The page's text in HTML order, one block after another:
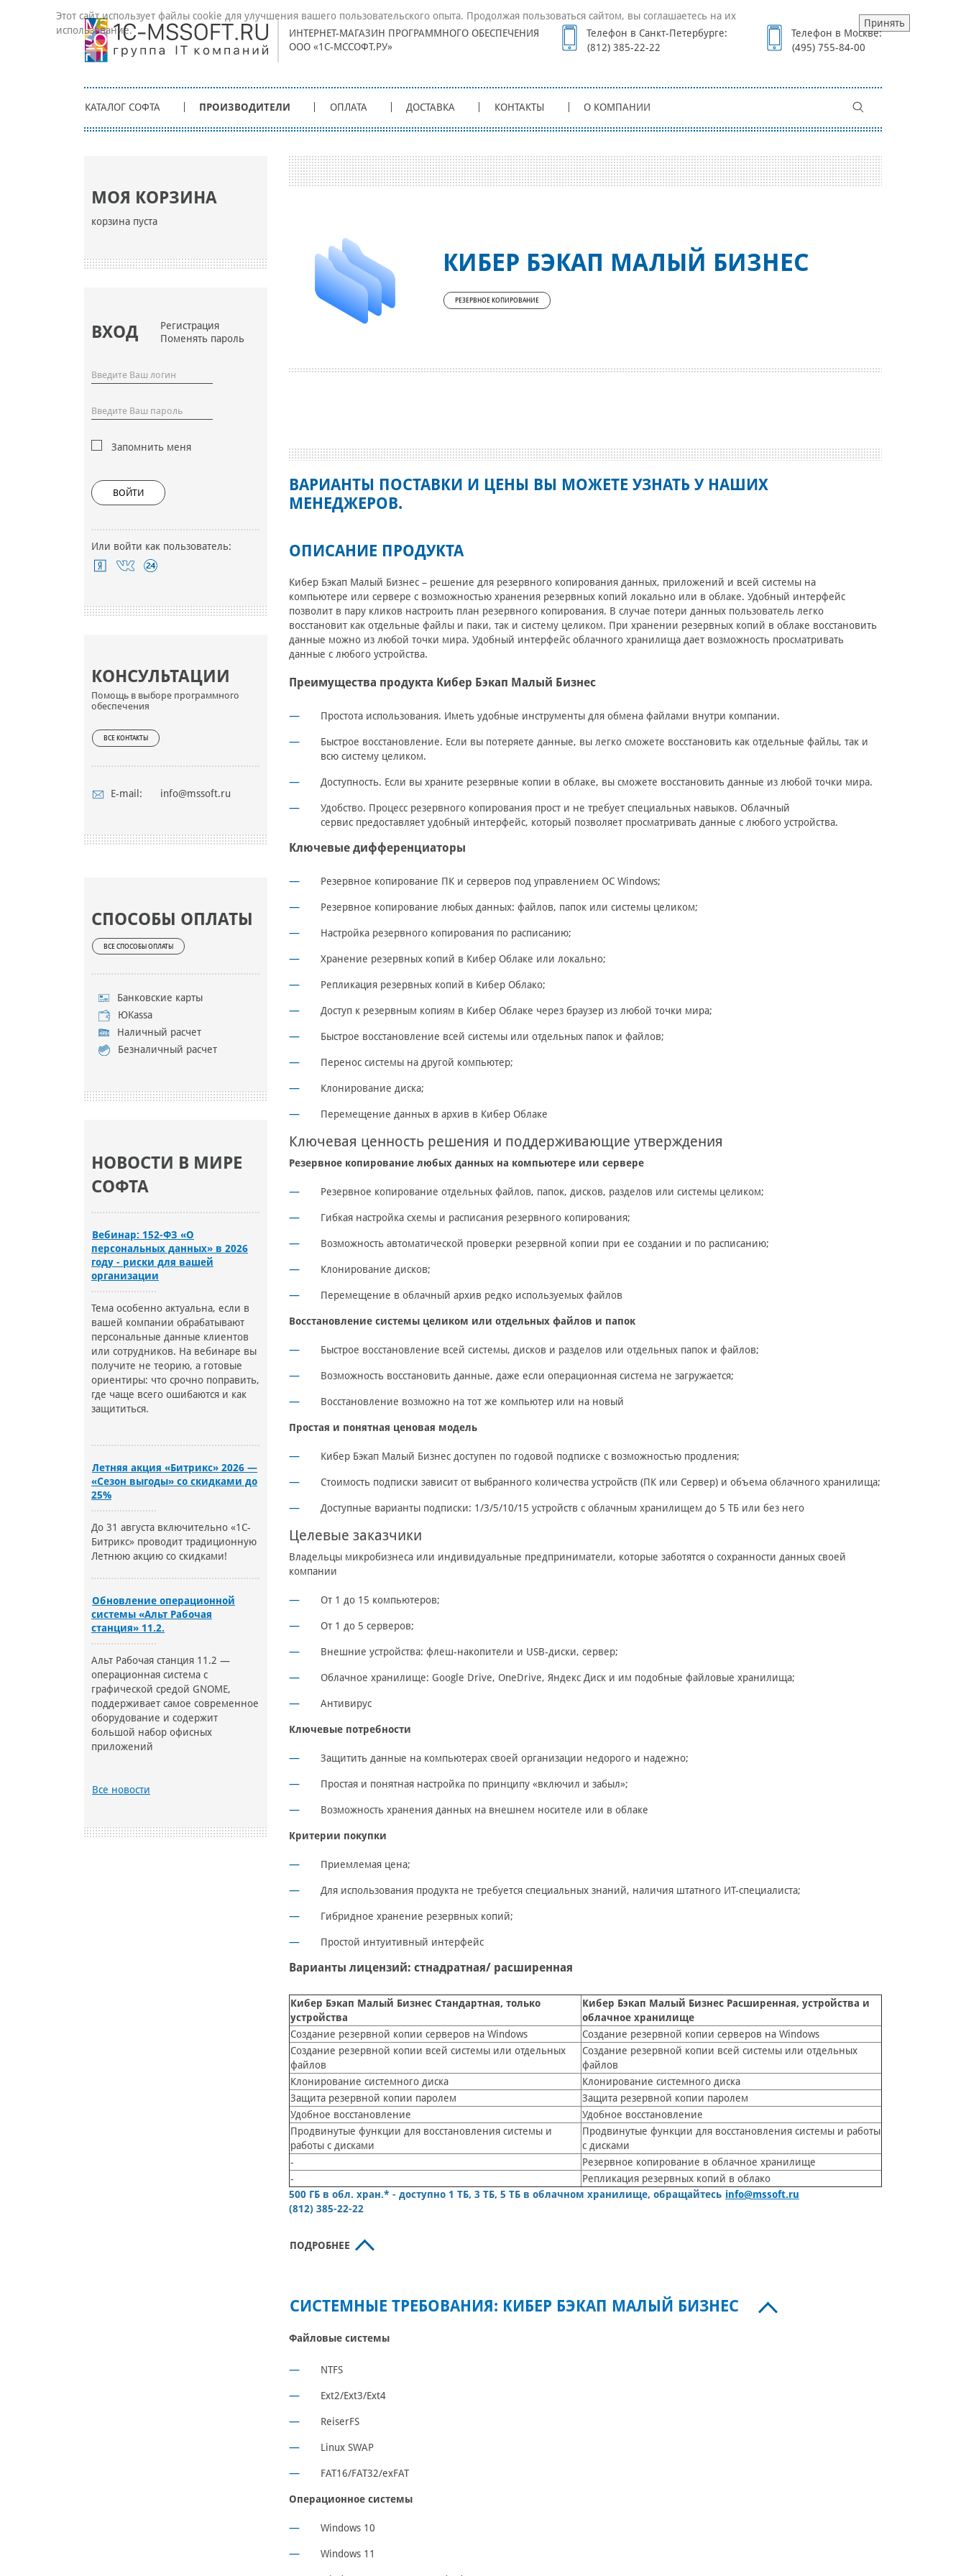
ИНТЕРНЕТ-МАГАЗИН ПРОГРАММНОГО ОБЕСПЕЧЕНИЯ
ООО «1С-МССОФТ.РУ»
Телефон в Санкт-Петербурге:
(812) 385-22-22
Телефон в Москве:
(495) 755-84-00
КАТАЛОГ СОФТА ПРОИЗВОДИТЕЛИ ОПЛАТА ДОСТАВКА КОНТАКТЫ О КОМПАНИИ
МОЯ КОРЗИНА
корзина пуста
ВХОД
Регистрация
Поменять пароль
Запомнить меня
ВОЙТИ
Или войти как пользователь:
КОНСУЛЬТАЦИИ
Помощь в выборе программного
обеспечения
ВСЕ КОНТАКТЫ
E-mail: info@mssoft.ru
СПОСОБЫ ОПЛАТЫ
ВСЕ СПОСОБЫ ОПЛАТЫ
Банковские карты
ЮKassa
Наличный расчет
Безналичный расчет
НОВОСТИ В МИРЕ
СОФТА
Вебинар: 152-ФЗ «О
персональных данных» в 2026
году - риски для вашей
организации
Тема особенно актуальна, если в
вашей компании обрабатывают
персональные данные клиентов
или сотрудников. На вебинаре вы
получите не теорию, а готовые
ориентиры: что срочно поправить,
где чаще всего ошибаются и как
защититься.
Летняя акция «Битрикс» 2026 —
«Сезон выгоды» со скидками до
25%
До 31 августа включительно «1С-
Битрикс» проводит традиционную
Летнюю акцию со скидками!
Обновление операционной
системы «Альт Рабочая
станция» 11.2.
Альт Рабочая станция 11.2 —
операционная система с
графической средой GNOME,
поддерживает самое современное
оборудование и содержит
большой набор офисных
приложений
Все новости
КИБЕР БЭКАП МАЛЫЙ БИЗНЕС
РЕЗЕРВНОЕ КОПИРОВАНИЕ
ВАРИАНТЫ ПОСТАВКИ И ЦЕНЫ ВЫ МОЖЕТЕ УЗНАТЬ У НАШИХ
МЕНЕДЖЕРОВ.
ОПИСАНИЕ ПРОДУКТА
Кибер Бэкап Малый Бизнес – решение для резервного копирования данных, приложений и всей системы на
компьютере или сервере с возможностью хранения резервных копий локально или в облаке. Удобный интерфейс
позволит в пару кликов настроить план резервного копирования. В случае потери данных пользователь легко
восстановит как отдельные файлы и паки, так и систему целиком. При хранении резервных копий в облаке восстановить
данные можно из любой точки мира. Удобный интерфейс облачного хранилища дает возможность просматривать
данные с любого устройства.
Преимущества продукта Кибер Бэкап Малый Бизнес
Простота использования. Иметь удобные инструменты для обмена файлами внутри компании.
Быстрое восстановление. Если вы потеряете данные, вы легко сможете восстановить как отдельные файлы, так и
всю систему целиком.
Доступность. Если вы храните резервные копии в облаке, вы сможете восстановить данные из любой точки мира.
Удобство. Процесс резервного копирования прост и не требует специальных навыков. Облачный
сервис предоставляет удобный интерфейс, который позволяет просматривать данные с любого устройства.
Ключевые дифференциаторы
Резервное копирование ПК и серверов под управлением ОС Windows;
Резервное копирование любых данных: файлов, папок или системы целиком;
Настройка резервного копирования по расписанию;
Хранение резервных копий в Кибер Облаке или локально;
Репликация резервных копий в Кибер Облако;
Доступ к резервным копиям в Кибер Облаке через браузер из любой точки мира;
Быстрое восстановление всей системы или отдельных папок и файлов;
Перенос системы на другой компьютер;
Клонирование диска;
Перемещение данных в архив в Кибер Облаке
Ключевая ценность решения и поддерживающие утверждения
Резервное копирование любых данных на компьютере или сервере
Резервное копирование отдельных файлов, папок, дисков, разделов или системы целиком;
Гибкая настройка схемы и расписания резервного копирования;
Возможность автоматической проверки резервной копии при ее создании и по расписанию;
Клонирование дисков;
Перемещение в облачный архив редко используемых файлов
Восстановление системы целиком или отдельных файлов и папок
Быстрое восстановление всей системы, дисков и разделов или отдельных папок и файлов;
Возможность восстановить данные, даже если операционная система не загружается;
Восстановление возможно на тот же компьютер или на новый
Простая и понятная ценовая модель
Кибер Бэкап Малый Бизнес доступен по годовой подписке с возможностью продления;
Стоимость подписки зависит от выбранного количества устройств (ПК или Сервер) и объема облачного хранилища;
Доступные варианты подписки: 1/3/5/10/15 устройств с облачным хранилищем до 5 ТБ или без него
Целевые заказчики
Владельцы микробизнеса или индивидуальные предприниматели, которые заботятся о сохранности данных своей
компании
От 1 до 15 компьютеров;
От 1 до 5 серверов;
Внешние устройства: флеш-накопители и USB-диски, сервер;
Облачное хранилище: Google Drive, OneDrive, Яндекс Диск и им подобные файловые хранилища;
Антивирус
Ключевые потребности
Защитить данные на компьютерах своей организации недорого и надежно;
Простая и понятная настройка по принципу «включил и забыл»;
Возможность хранения данных на внешнем носителе или в облаке
Критерии покупки
Приемлемая цена;
Для использования продукта не требуется специальных знаний, наличия штатного ИТ-специалиста;
Гибридное хранение резервных копий;
Простой интуитивный интерфейс
Варианты лицензий: стнадратная/ расширенная
Кибер Бэкап Малый Бизнес Стандартная, только
устройства
Кибер Бэкап Малый Бизнес Расширенная, устройства и
облачное хранилище
Создание резервной копии серверов на Windows
Создание резервной копии серверов на Windows
Создание резервной копии всей системы или отдельных
файлов
Создание резервной копии всей системы или отдельных
файлов
Клонирование системного диска
Клонирование системного диска
Защита резервной копии паролем
Защита резервной копии паролем
Удобное восстановление
Удобное восстановление
Продвинутые функции для восстановления системы и
работы с дисками
Продвинутые функции для восстановления системы и работы
с дисками
-
Резервное копирование в облачное хранилище
-
Репликация резервных копий в облако
500 ГБ в обл. хран.* - доступно 1 ТБ, 3 ТБ, 5 ТБ в облачном хранилище, обращайтесь info@mssoft.ru
(812) 385-22-22
ПОДРОБНЕЕ
СИСТЕМНЫЕ ТРЕБОВАНИЯ: КИБЕР БЭКАП МАЛЫЙ БИЗНЕС
Файловые системы
NTFS
Ext2/Ext3/Ext4
ReiserFS
Linux SWAP
FAT16/FAT32/exFAT
Операционное системы
Windows 10
Windows 11
Этот сайт использует файлы cookie для улучшения вашего пользовательского опыта. Продолжая пользоваться сайтом, вы соглашаетесь на их
использование.
Принять